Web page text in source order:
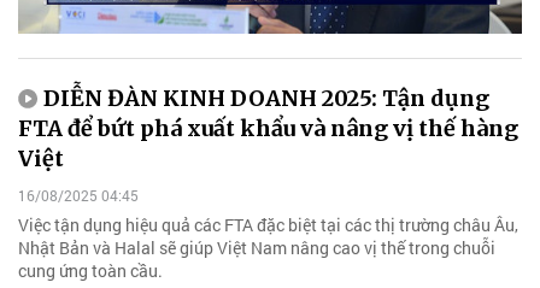
DIỄN ĐÀN KINH DOANH 2025: Tận dụng
FTA để bứt phá xuất khẩu và nâng vị thế hàng
Việt
16/08/2025 04:45
Việc tận dụng hiệu quả các FTA đặc biệt tại các thị trường châu Âu,
Nhật Bản và Halal sẽ giúp Việt Nam nâng cao vị thế trong chuỗi
cung ứng toàn cầu.